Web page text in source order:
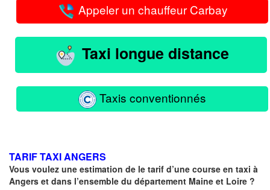
Appeler un chauffeur Carbay
Taxi longue distance
Taxis conventionnés
TARIF TAXI ANGERS
Vous voulez une estimation de le tarif d’une course en taxi à
Angers et dans l’ensemble du département Maine et Loire ?